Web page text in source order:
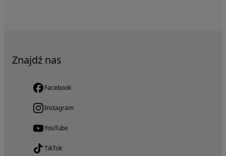
Znajdź nas
Facebook
Instagram
YouTube
TikTok